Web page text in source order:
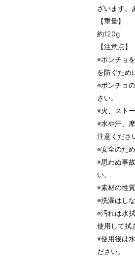
ざいます。
【重量】
約120g
【注意点】
※ポンチョ
を防ぐため
※ポンチョ
さい。
※火、スト
※水や汗、
注意くださ
※安全のた
※思わぬ事
い。
※素材の性
※洗濯はし
※汚れは水
使用して拭
※使用後は
ださい。